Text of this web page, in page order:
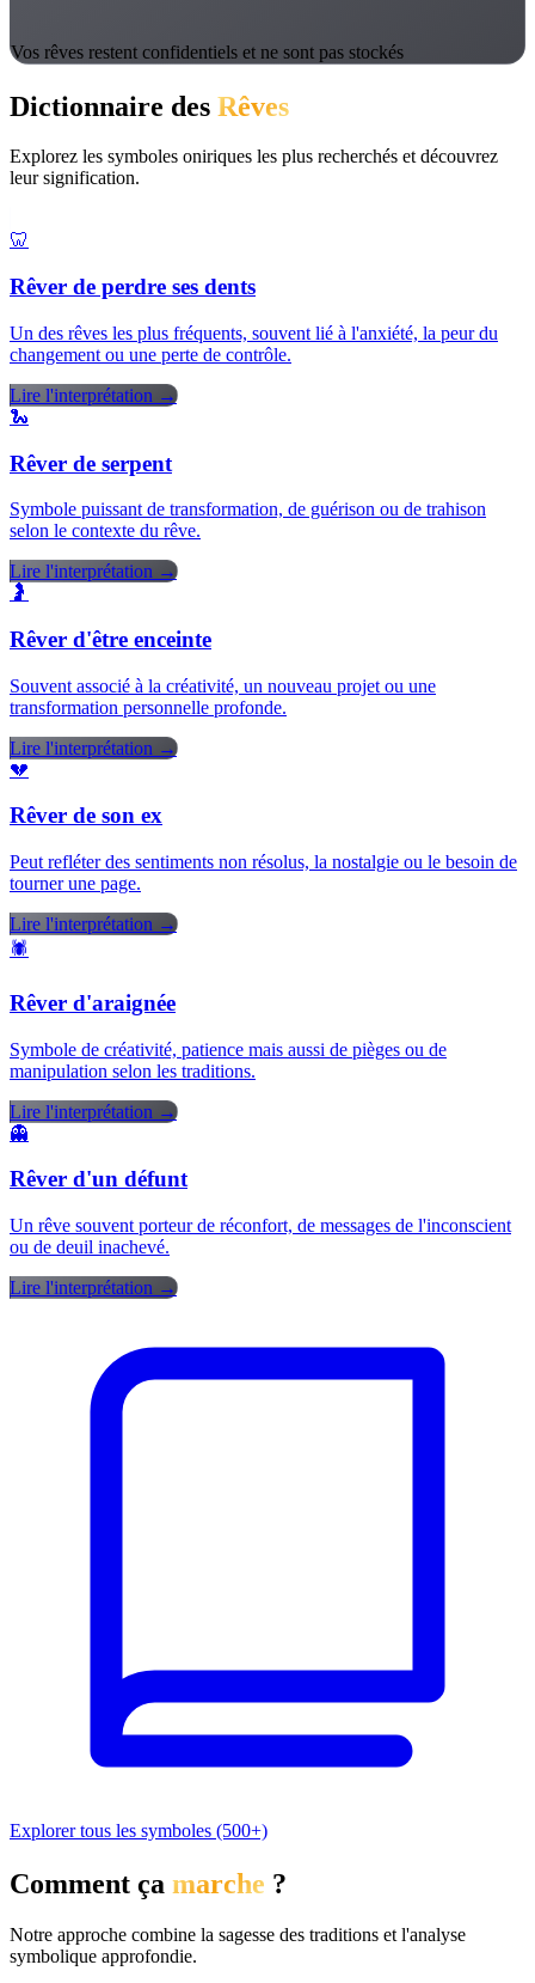
Vos rêves restent confidentiels et ne sont pas stockés
Dictionnaire des Rêves
Explorez les symboles oniriques les plus recherchés et découvrez
leur signification.
🦷
Rêver de perdre ses dents
Un des rêves les plus fréquents, souvent lié à l'anxiété, la peur du
changement ou une perte de contrôle.
Lire l'interprétation →
🐍
Rêver de serpent
Symbole puissant de transformation, de guérison ou de trahison
selon le contexte du rêve.
Lire l'interprétation →
🤰
Rêver d'être enceinte
Souvent associé à la créativité, un nouveau projet ou une
transformation personnelle profonde.
Lire l'interprétation →
💔
Rêver de son ex
Peut refléter des sentiments non résolus, la nostalgie ou le besoin de
tourner une page.
Lire l'interprétation →
🕷️
Rêver d'araignée
Symbole de créativité, patience mais aussi de pièges ou de
manipulation selon les traditions.
Lire l'interprétation →
👻
Rêver d'un défunt
Un rêve souvent porteur de réconfort, de messages de l'inconscient
ou de deuil inachevé.
Lire l'interprétation →
Explorer tous les symboles (500+)
Comment ça marche ?
Notre approche combine la sagesse des traditions et l'analyse
symbolique approfondie.